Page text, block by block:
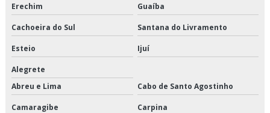
Erechim Guaíba
Cachoeira do Sul Santana do Livramento
Esteio Ijuí
Alegrete
Abreu e Lima
Cabo de Santo Agostinho
Camaragibe Carpina